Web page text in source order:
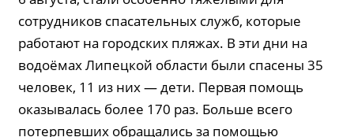
сотрудников спасательных служб, которые
работают на городских пляжах. В эти дни на
водоёмах Липецкой области были спасены 35
человек, 11 из них — дети. Первая помощь
оказывалась более 170 раз. Больше всего
потерпевших обращались за помощью